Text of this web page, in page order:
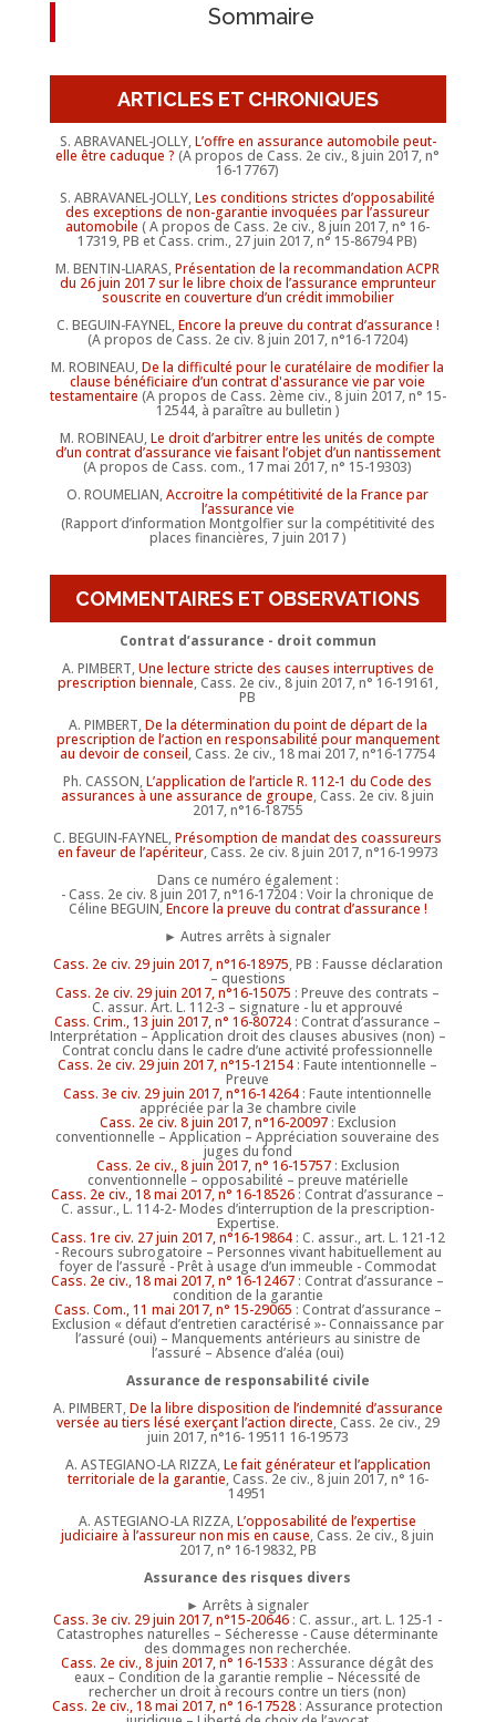
Sommaire
ARTICLES ET CHRONIQUES
S. ABRAVANEL-JOLLY,L’offre en assurance automobile peut-
elle être caduque ? (A propos de Cass. 2e civ., 8 juin 2017, n°
16-17767)
S. ABRAVANEL-JOLLY,Les conditions strictes d’opposabilité
des exceptions de non-garantie invoquées par l’assureur
automobile ( A propos de Cass. 2e civ., 8 juin 2017, n° 16-
17319, PB et Cass. crim., 27 juin 2017, n° 15-86794 PB)
M. BENTIN-LIARAS,Présentation de la recommandation ACPR
du 26 juin 2017 sur le libre choix de l’assurance emprunteur
souscrite en couverture d’un crédit immobilier
C. BEGUIN-FAYNEL,Encore la preuve du contrat d’assurance !
(A propos de Cass. 2e civ. 8 juin 2017, n°16-17204)
M. ROBINEAU,De la difficulté pour le curatélaire de modifier la
clause bénéficiaire d’un contrat d'assurance vie par voie
testamentaire (A propos de Cass. 2ème civ., 8 juin 2017, n° 15-
12544, à paraître au bulletin )
M. ROBINEAU,Le droit d’arbitrer entre les unités de compte
d’un contrat d’assurance vie faisant l’objet d’un nantissement
(A propos de Cass. com., 17 mai 2017, n° 15-19303)
O. ROUMELIAN,Accroitre la compétitivité de la France par
l’assurance vie
(Rapport d’information Montgolfier sur la compétitivité des
places financières, 7 juin 2017 )
COMMENTAIRES ET OBSERVATIONS
Contrat d’assurance - droit commun
A. PIMBERT,Une lecture stricte des causes interruptives de
prescription biennale, Cass. 2e civ., 8 juin 2017, n° 16-19161,
PB
A. PIMBERT,De la détermination du point de départ de la
prescription de l’action en responsabilité pour manquement
au devoir de conseil, Cass. 2e civ., 18 mai 2017, n°16-17754
Ph. CASSON,L’application de l’article R. 112-1 du Code des
assurances à une assurance de groupe, Cass. 2e civ. 8 juin
2017, n°16-18755
C. BEGUIN-FAYNEL,Présomption de mandat des coassureurs
en faveur de l’apériteur, Cass. 2e civ. 8 juin 2017, n°16-19973
Dans ce numéro également :
- Cass. 2e civ. 8 juin 2017, n°16-17204 : Voir la chronique de
Céline BEGUIN,Encore la preuve du contrat d’assurance !
► Autres arrêts à signaler
Cass. 2e civ. 29 juin 2017, n°16-18975, PB : Fausse déclaration
– questions
Cass. 2e civ. 29 juin 2017, n°16-15075 : Preuve des contrats –
C. assur. Art. L. 112-3 – signature - lu et approuvé
Cass. Crim., 13 juin 2017, n° 16-80724 : Contrat d’assurance –
Interprétation – Application droit des clauses abusives (non) –
Contrat conclu dans le cadre d’une activité professionnelle
Cass. 2e civ. 29 juin 2017, n°15-12154 : Faute intentionnelle –
Preuve
Cass. 3e civ. 29 juin 2017, n°16-14264 : Faute intentionnelle
appréciée par la 3e chambre civile
Cass. 2e civ. 8 juin 2017, n°16-20097: Exclusion
conventionnelle – Application – Appréciation souveraine des
juges du fond
Cass. 2e civ., 8 juin 2017, n° 16-15757: Exclusion
conventionnelle – opposabilité – preuve matérielle
Cass. 2e civ., 18 mai 2017, n° 16-18526: Contrat d’assurance –
C. assur., L. 114-2- Modes d’interruption de la prescription-
Expertise.
Cass. 1re civ. 27 juin 2017, n°16-19864 : C. assur., art. L. 121-12
- Recours subrogatoire – Personnes vivant habituellement au
foyer de l’assuré - Prêt à usage d’un immeuble - Commodat
Cass. 2e civ., 18 mai 2017, n° 16-12467 : Contrat d’assurance –
condition de la garantie
Cass. Com., 11 mai 2017, n° 15-29065 : Contrat d’assurance –
Exclusion « défaut d’entretien caractérisé »- Connaissance par
l’assuré (oui) – Manquements antérieurs au sinistre de
l’assuré – Absence d’aléa (oui)
Assurance de responsabilité civile
A. PIMBERT,De la libre disposition de l’indemnité d’assurance
versée au tiers lésé exerçant l’action directe, Cass. 2e civ., 29
juin 2017, n°16- 19511 16-19573
A. ASTEGIANO-LA RIZZA,Le fait générateur et l’application
territoriale de la garantie, Cass. 2e civ., 8 juin 2017, n° 16-
14951
A. ASTEGIANO-LA RIZZA,L’opposabilité de l’expertise
judiciaire à l’assureur non mis en cause, Cass. 2e civ., 8 juin
2017, n° 16-19832, PB
Assurance des risques divers
► Arrêts à signaler
Cass. 3e civ. 29 juin 2017, n°15-20646 : C. assur., art. L. 125-1 -
Catastrophes naturelles – Sécheresse - Cause déterminante
des dommages non recherchée.
Cass. 2e civ., 8 juin 2017, n° 16-1533 : Assurance dégât des
eaux – Condition de la garantie remplie – Nécessité de
rechercher un droit à recours contre un tiers (non)
Cass. 2e civ., 18 mai 2017, n° 16-17528 : Assurance protection